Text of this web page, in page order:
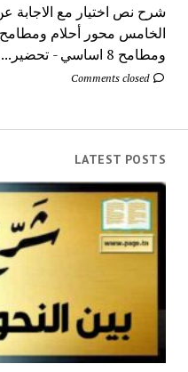
الخامس محور أحلام
ومطامح 8 اساسي - تحضير...
Comments closed
LATEST POSTS